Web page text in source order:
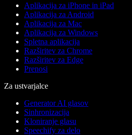
Aplikacija za iPhone in iPad
Aplikacija za Android
Aplikacija za Mac
Aplikacija za Windows
Spletna aplikacija
Razširitev za Chrome
Razširitev za Edge
Prenosi
Za ustvarjalce
Generator AI glasov
Sinhronizacija
Kloniranje glasu
Speechify za delo